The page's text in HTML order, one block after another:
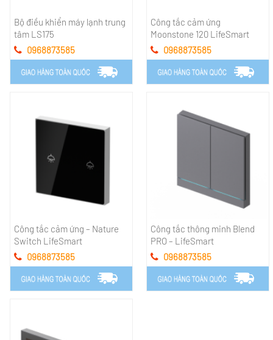
Bộ điều khiển máy lạnh trung
tâm LS175
0968873585
Công tắc cảm ứng
Moonstone 120 LifeSmart
0968873585
Công tắc cảm ứng – Nature
Switch LifeSmart
0968873585
Công tắc thông minh Blend
PRO – LifeSmart
0968873585